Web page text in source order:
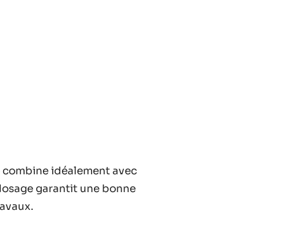
combine idéalement avec
garantit une bonne